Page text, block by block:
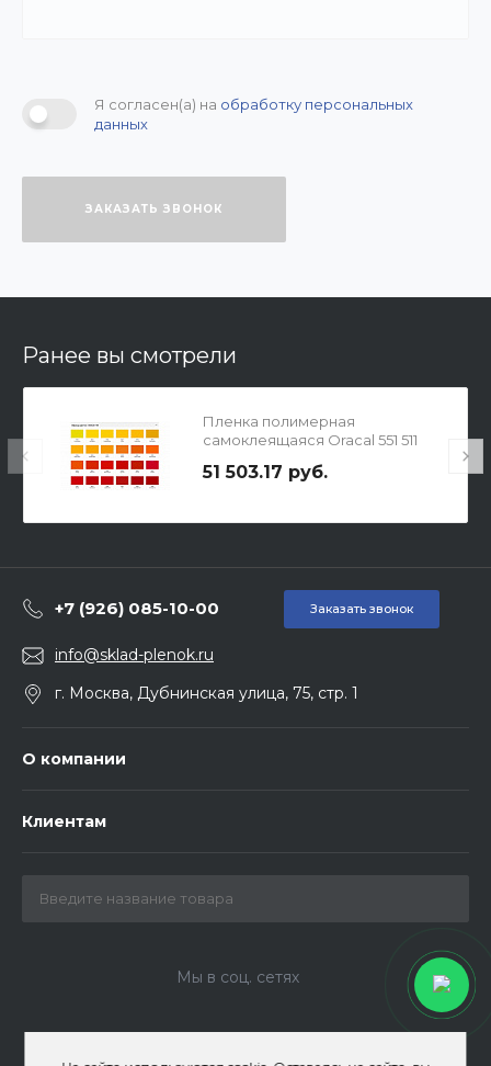
Я согласен(а) на обработку персональных
данных
ЗАКАЗАТЬ ЗВОНОК
Ранее вы смотрели
Пленка полимерная
самоклеящаяся Oracal 551 511
51 503.17 руб.
+7 (926) 085-10-00 Заказать звонок
info@sklad-plenok.ru
г. Москва, Дубнинская улица, 75, стр. 1
О компании
Клиентам
Мы в соц. сетях